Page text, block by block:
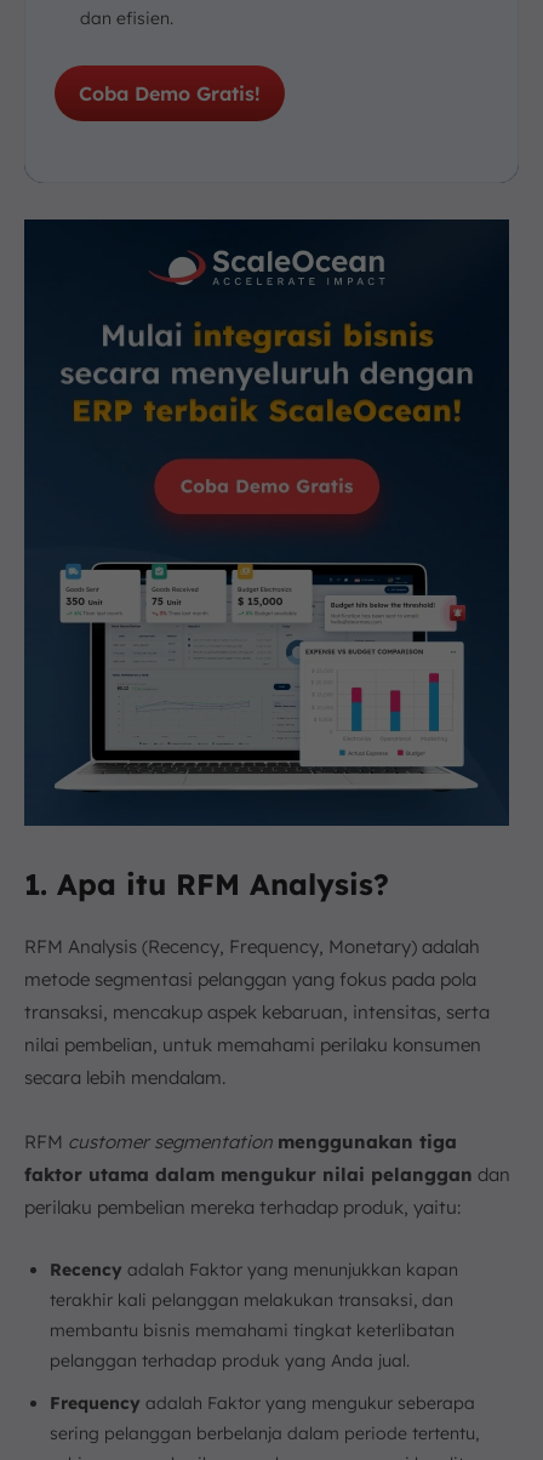
dan efisien.
Coba Demo Gratis!
1. Apa itu RFM Analysis?
RFM Analysis (Recency, Frequency, Monetary) adalah
metode segmentasi pelanggan yang fokus pada pola
transaksi, mencakup aspek kebaruan, intensitas, serta
nilai pembelian, untuk memahami perilaku konsumen
secara lebih mendalam.
RFM customer segmentation menggunakan tiga
faktor utama dalam mengukur nilai pelanggan dan
perilaku pembelian mereka terhadap produk, yaitu:
Recency adalah Faktor yang menunjukkan kapan
terakhir kali pelanggan melakukan transaksi, dan
membantu bisnis memahami tingkat keterlibatan
pelanggan terhadap produk yang Anda jual.
Frequency adalah Faktor yang mengukur seberapa
sering pelanggan berbelanja dalam periode tertentu,